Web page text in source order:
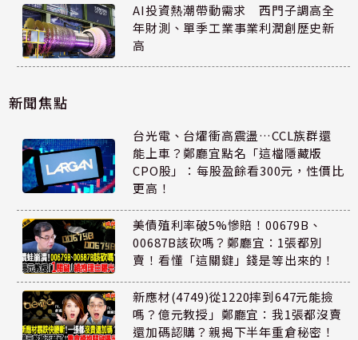
AI投資熱潮帶動需求 西門子調高全
年財測、單季工業事業利潤創歷史新
高
新聞焦點
台光電、台燿衝高震盪…CCL族群還
能上車？鄭廳宜點名「這檔隱藏版
CPO股」：每股盈餘看300元，性價比
更高！
美債殖利率破5%慘賠！00679B、
00687B該砍嗎？鄭廳宜：1張都別
賣！看懂「這關鍵」錢是等出來的！
新應材(4749)從1220摔到647元能撿
嗎？億元教授」鄭廳宜：我1張都沒賣
還加碼認購？親揭下半年重倉秘密！